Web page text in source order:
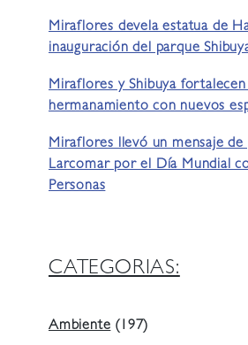
Miraflores devela estatua de
inauguración del parque
Miraflores y Shibuya fortalecen
hermanamiento con nuevos
Miraflores llevó un mensaje de
Larcomar por el Día Mundial
Personas
CATEGORIAS:
Ambiente (197)